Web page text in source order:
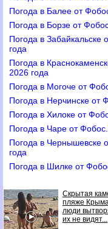
Погода в Балее от
Погода в Борзе от
Погода в Забайкальске
года
Погода в
2026 года
Погода в Могоче от
Погода в Нерчинске от
Погода в Хилоке от
Погода в Чаре от
Погода в Чернышевске
года
Погода в Шилке от
Скрытая
пляже
люди
их не видят...